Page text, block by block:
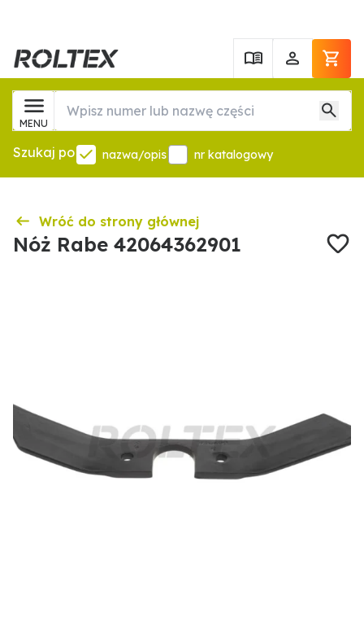
MENU
Szukaj po nazwa/opis nr katalogowy
Wróć do strony głównej
Nóż Rabe 42064362901